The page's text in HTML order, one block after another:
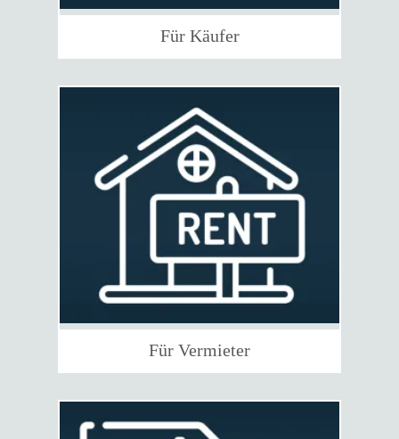
Für Käufer
Für Vermieter